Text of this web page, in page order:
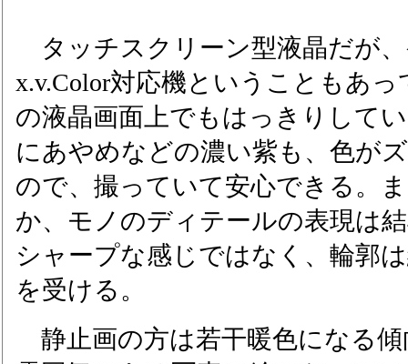
タッチスクリーン型液晶だが
x.v.Color対応機ということもあっ
の液晶画面上でもはっきりして
にあやめなどの濃い紫も、色が
ので、撮っていて安心できる。
か、モノのディテールの表現は
シャープな感じではなく、輪郭
を受ける。
静止画の方は若干暖色になる